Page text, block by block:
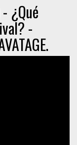
¿Qué
-